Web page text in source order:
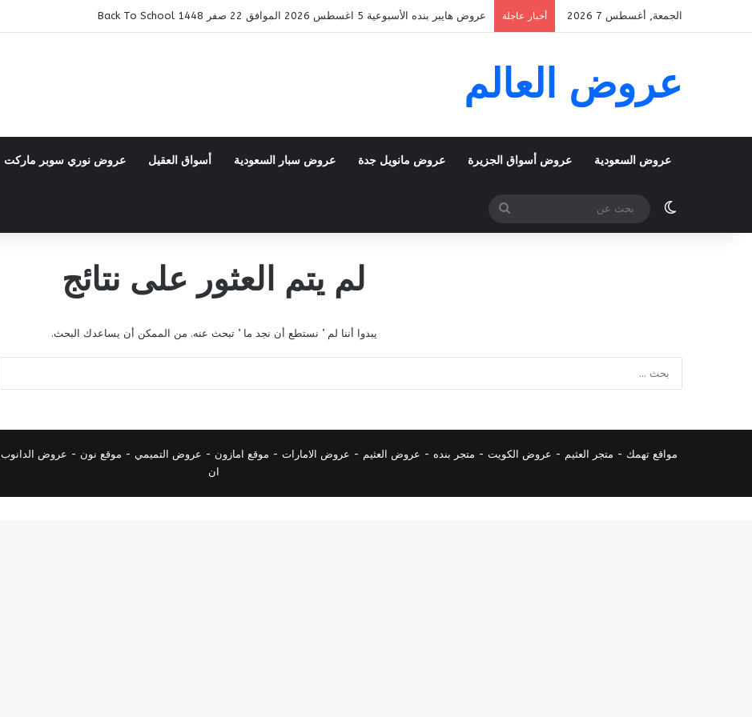
الجمعة, أغسطس 7 2026 أخبار عاجلة عروض هايبر بنده الأسبوعية 5 اغسطس 2026 الموافق 22 صفر 1448 Back To School
عروض العالم
عروض السعودية عروض أسواق الجزيرة عروض مانويل جدة عروض سبار السعودية أسواق العقيل عروض نوري سوبر ماركت
الوضع المظلم
بحث
عن
لم يتم العثور على نتائج
يبدوا أننا لم ’ نستطع أن نجد ما ’ تبحث عنه. من الممكن أن يساعدك البحث.
مواقع تهمك - متجر العثيم - عروض الكويت - متجر بنده - عروض العثيم - عروض الامارات - موقع امازون - عروض التميمي - موقع نون - عروض الدانوب
ان